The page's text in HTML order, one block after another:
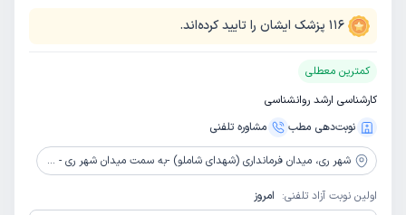
116 پزشک ایشان را تایید کرده‌اند.
کمترین معطلی
کارشناسی ارشد روانشناسی
نوبت‌دهی مطب
مشاوره‌ تلفنی
شهر ری، میدان فرمانداری (شهدای شاملو) -به سمت میدان شهر ری - رو به روی مخابرات قدیم - جنب آزمایشگاه حیدریان - پلاک 244 - طبقه 4 - واحد 4
اولین نوبت آزاد تلفنی: امروز